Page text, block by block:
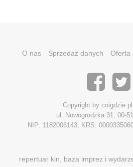
O nas Sprzedaż danych Oferta
Copyright by
ul. Nowogrodzka 31, 00-
NIP: 1182006143, KRS:
repertuar kin, baza imprez i